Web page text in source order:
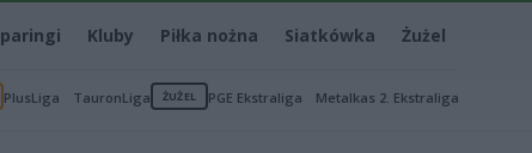
Kluby Piłka nożna Siatkówka Żużel
PlusLiga TauronLiga ŻUŻEL PGE Ekstraliga Metalkas 2. Ekstraliga